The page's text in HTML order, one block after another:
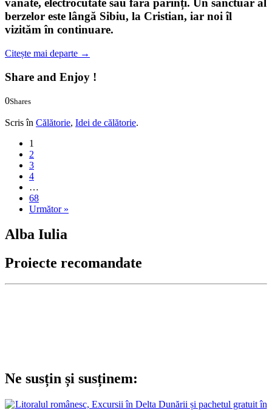
vânate, electrocutate sau fără părinți. Un sanctuar al
berzelor este lângă Sibiu, la Cristian, iar noi îl
vizităm în continuare.
Citește mai departe →
Share and Enjoy !
0Shares
Scris în Călătorie, Idei de călătorie.
1
2
3
4
…
68
Următor »
Alba Iulia
Proiecte recomandate
Booking.com
Parteneri la drum